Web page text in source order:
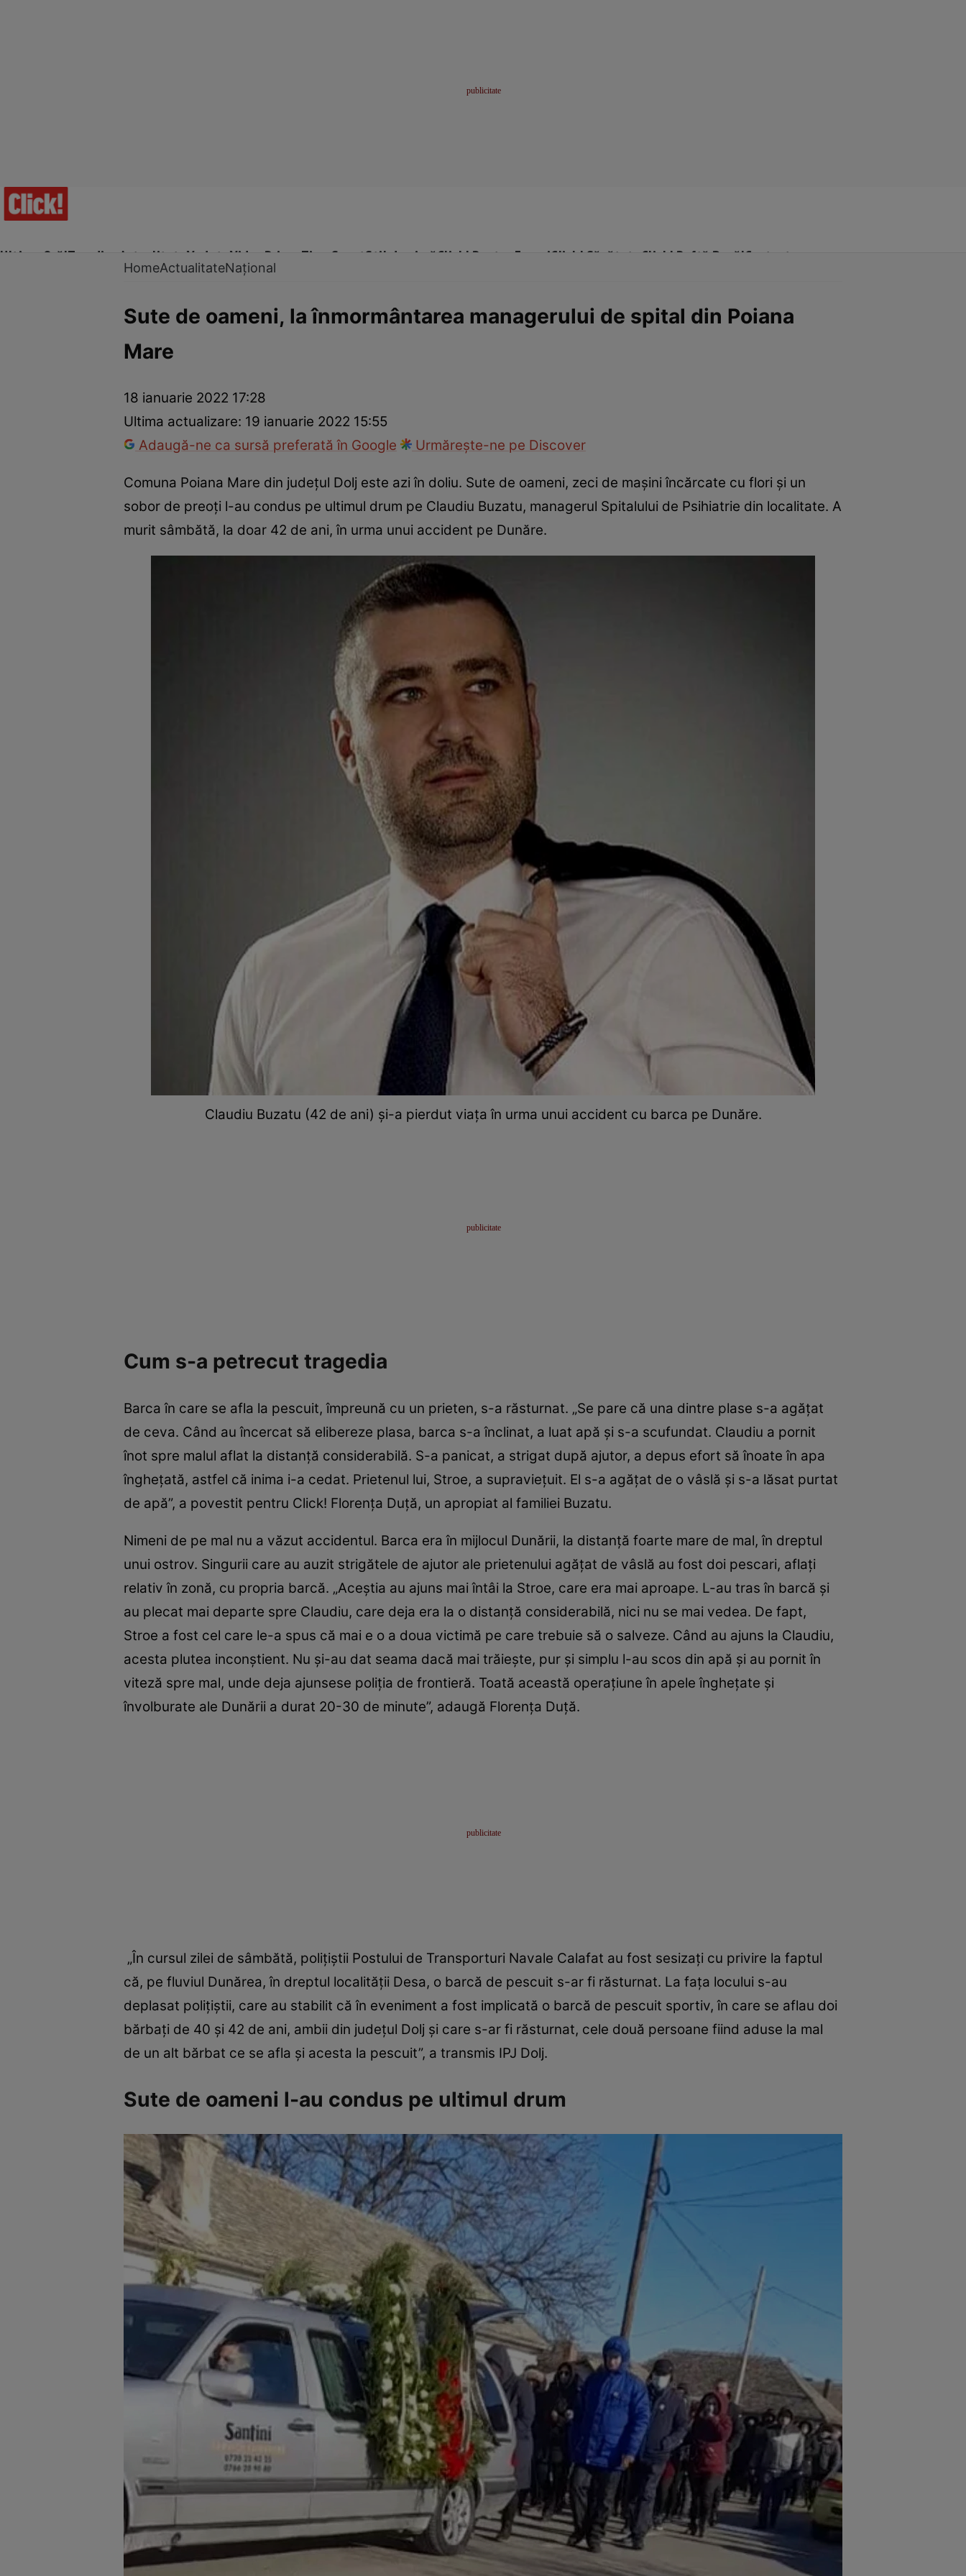
Ultima Oră!Trending Actualitate Vedete Video Prime Time SportStil de viațăClick! Pentru FemeiClick! Sănătate Click! Poftă Bună!Contact
Internațional
HomeActualitateNațional
Sute de oameni, la înmormântarea managerului de spital din Poiana
Mare
18 ianuarie 2022 17:28
Ultima actualizare: 19 ianuarie 2022 15:55
Adaugă-ne ca sursă preferată în Google
Urmărește-ne pe Discover
Comuna Poiana Mare din județul Dolj este azi în doliu. Sute de oameni, zeci de mașini încărcate cu flori și un
sobor de preoți l-au condus pe ultimul drum pe Claudiu Buzatu, managerul Spitalului de Psihiatrie din localitate. A
murit sâmbătă, la doar 42 de ani, în urma unui accident pe Dunăre.
Claudiu Buzatu (42 de ani) și-a pierdut viața în urma unui accident cu barca pe Dunăre.
Cum s-a petrecut tragedia
Barca în care se afla la pescuit, împreună cu un prieten, s-a răsturnat. „Se pare că una dintre plase s-a agățat
de ceva. Când au încercat să elibereze plasa, barca s-a înclinat, a luat apă și s-a scufundat. Claudiu a pornit
înot spre malul aflat la distanță considerabilă. S-a panicat, a strigat după ajutor, a depus efort să înoate în apa
înghețată, astfel că inima i-a cedat. Prietenul lui, Stroe, a supraviețuit. El s-a agățat de o vâslă și s-a lăsat purtat
de apă”, a povestit pentru Click! Florența Duță, un apropiat al familiei Buzatu.
Nimeni de pe mal nu a văzut accidentul. Barca era în mijlocul Dunării, la distanță foarte mare de mal, în dreptul
unui ostrov. Singurii care au auzit strigătele de ajutor ale prietenului agățat de vâslă au fost doi pescari, aflați
relativ în zonă, cu propria barcă. „Aceștia au ajuns mai întâi la Stroe, care era mai aproape. L-au tras în barcă și
au plecat mai departe spre Claudiu, care deja era la o distanță considerabilă, nici nu se mai vedea. De fapt,
Stroe a fost cel care le-a spus că mai e o a doua victimă pe care trebuie să o salveze. Când au ajuns la Claudiu,
acesta plutea inconștient. Nu și-au dat seama dacă mai trăiește, pur și simplu l-au scos din apă și au pornit în
viteză spre mal, unde deja ajunsese poliția de frontieră. Toată această operațiune în apele înghețate și
învolburate ale Dunării a durat 20-30 de minute”, adaugă Florența Duță.
„În cursul zilei de sâmbătă, poliţiştii Postului de Transporturi Navale Calafat au fost sesizaţi cu privire la faptul
că, pe fluviul Dunărea, în dreptul localităţii Desa, o barcă de pescuit s-ar fi răsturnat. La faţa locului s-au
deplasat poliţiştii, care au stabilit că în eveniment a fost implicată o barcă de pescuit sportiv, în care se aflau doi
bărbaţi de 40 şi 42 de ani, ambii din judeţul Dolj şi care s-ar fi răsturnat, cele două persoane fiind aduse la mal
de un alt bărbat ce se afla şi acesta la pescuit”, a transmis IPJ Dolj.
Sute de oameni l-au condus pe ultimul drum